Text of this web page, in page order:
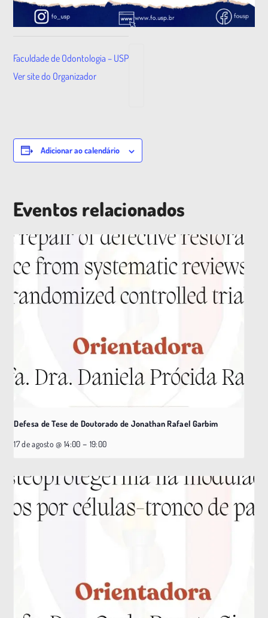
Faculdade de Odontologia – USP
Ver site do Organizador
Adicionar ao calendário
Eventos relacionados
Defesa de Tese de Doutorado de Jonathan Rafael Garbim
17 de agosto @ 14:00 – 19:00